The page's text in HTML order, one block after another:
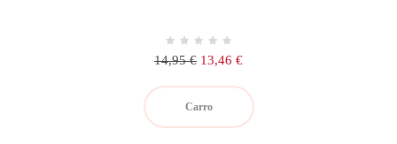
Precio
14,95 € Precio
13,46 €
Carro